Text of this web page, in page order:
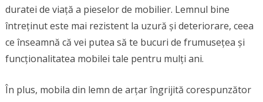
duratei de viață a pieselor de mobilier. Lemnul bine
întreținut este mai rezistent la uzură și deteriorare, ceea
ce înseamnă că vei putea să te bucuri de frumusețea și
funcționalitatea mobilei tale pentru mulți ani.
În plus, mobila din lemn de arțar îngrijită corespunzător